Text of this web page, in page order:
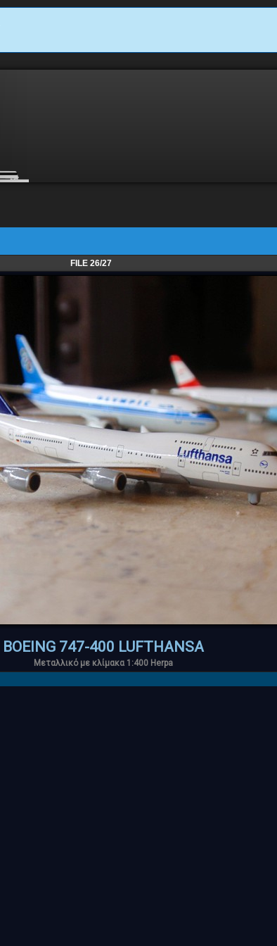
FILE 26/27
BOEING 747-400 LUFTHANSA
Μεταλλικό με κλίμακα 1:400 Herpa